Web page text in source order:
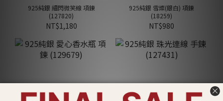
925純銀 細閃微笑線 項鍊
(127820)
NT$1,180
925純銀 雪燦(銀白) 項鍊
(18259)
NT$980